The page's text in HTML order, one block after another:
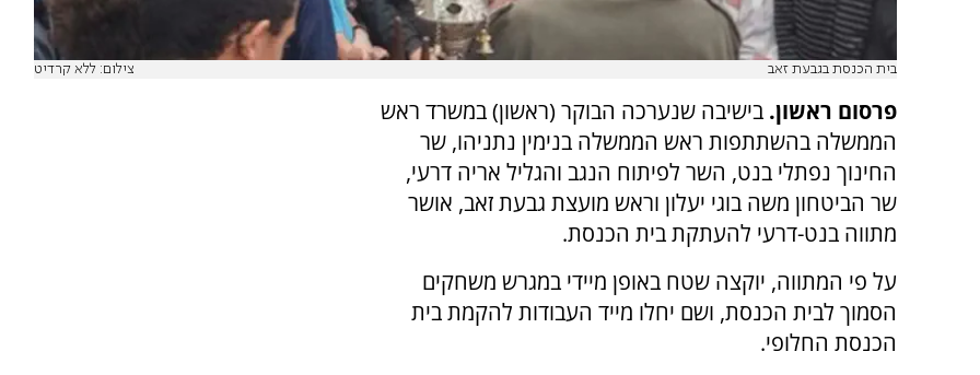
בית הכנסת בגבעת זאב צילום: ללא קרדיט
פרסום ראשון. בישיבה שנערכה הבוקר (ראשון) במשרד ראש
הממשלה בהשתתפות ראש הממשלה בנימין נתניהו, שר
החינוך נפתלי בנט, השר לפיתוח הנגב והגליל אריה דרעי,
שר הביטחון משה בוגי יעלון וראש מועצת גבעת זאב, אושר
מתווה בנט-דרעי להעתקת בית הכנסת.
על פי המתווה, יוקצה שטח באופן מיידי במגרש משחקים
הסמוך לבית הכנסת, ושם יחלו מייד העבודות להקמת בית
הכנסת החלופי.